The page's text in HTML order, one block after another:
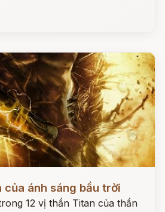
ánh sáng bầu trời
12 vị thần Titan của thần